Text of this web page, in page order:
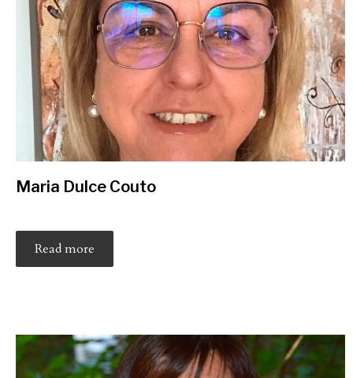
Maria Dulce Couto
Read more